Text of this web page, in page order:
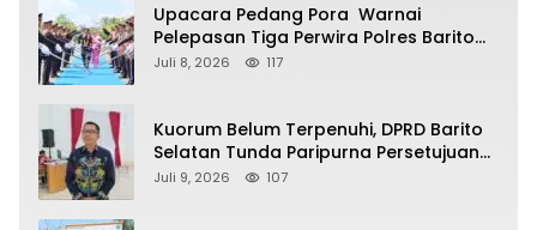
Upacara Pedang Pora Warnai
Pelepasan Tiga Perwira Polres Barito
Selatan Masuki Masa Pensiun
Juli 8, 2026 117
Kuorum Belum Terpenuhi, DPRD Barito
Selatan Tunda Paripurna Persetujuan
Raperda Pertanggungjawaban APBD
Juli 9, 2026 107